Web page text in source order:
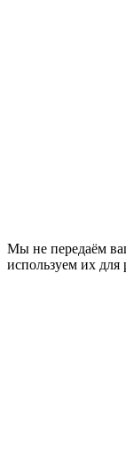
Мы не передаём
используем их для